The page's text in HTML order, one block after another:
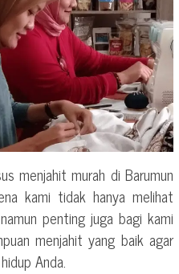
menjahit murah di Barumun
kami tidak hanya melihat
penting juga bagi kami
menjahit yang baik agar
Anda.